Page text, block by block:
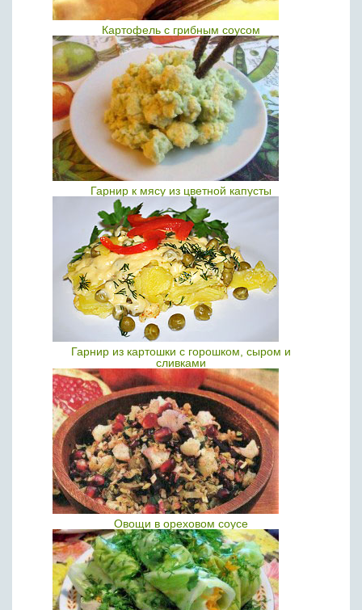
Картофель с грибным соусом
Гарнир к мясу из цветной капусты
Гарнир из картошки с горошком, сыром и
сливками
Овощи в ореховом соусе